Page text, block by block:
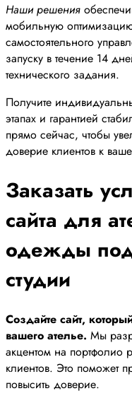
Наши решения
мобильную
самостоятельного
запуску в течение 14
технического задания.
Получите
этапах и гарантией
прямо сейчас, чтобы
доверие клиентов к
Заказать
сайта для
одежды
студии
Создайте сайт,
вашего ателье. Мы
акцентом на портфолио
клиентов. Это поможет
повысить доверие.